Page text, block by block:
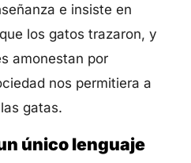
e insiste en
los gatos trazaron, y
amonestan por
nos permitiera a
gatas.
único lenguaje